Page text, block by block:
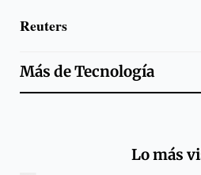
Reuters
Más deTecnología
Lo más